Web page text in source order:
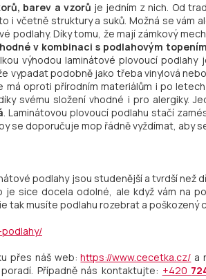
barev a vzorů je jedním z nich. Od
včetně struktury a suků. Možná se vám
Díky tomu, že mají zámkový
v kombinaci s podlahovým topením
výhodou laminátové plovoucí podlahy
vypadat podobně jako třeba vinylová
oproti přírodním materiálům i po
svému složení vhodné i pro alergiky.
. Laminátovou plovoucí podlahu stačí
se doporučuje mop řádně vyždímat, aby
podlahy jsou studenější a tvrdší než
sice docela odolné, ale když vám na
tak musíte podlahu rozebrat a poškozený
přes náš web:https://www.cecetka.cz/ a
Případně nás kontaktujte: +420